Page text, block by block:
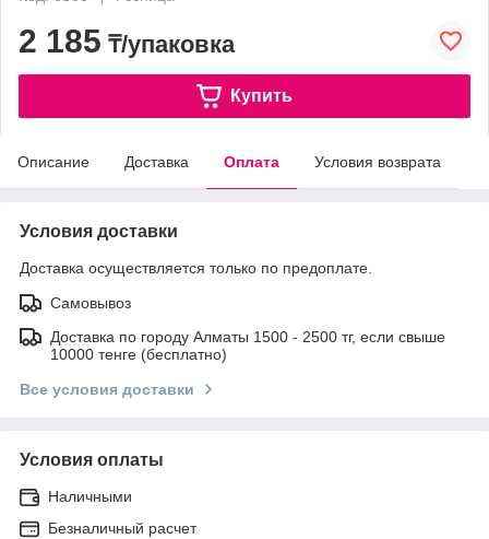
2 185 ₸/упаковка
Купить
Описание Доставка Оплата Условия возврата
Условия доставки
Доставка осуществляется только по предоплате.
Самовывоз
Доставка по городу Алматы 1500 - 2500 тг, если свыше
10000 тенге (бесплатно)
Все условия доставки
Условия оплаты
Наличными
Безналичный расчет